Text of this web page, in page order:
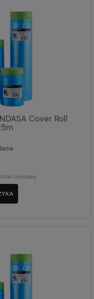
Cover Roll
dostawy